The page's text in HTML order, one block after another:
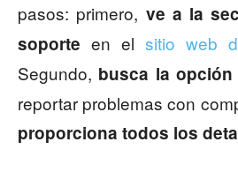
pasos: primero, ve a la
soporte en el sitio web
Segundo, busca la
reportar problemas con
proporciona todos los